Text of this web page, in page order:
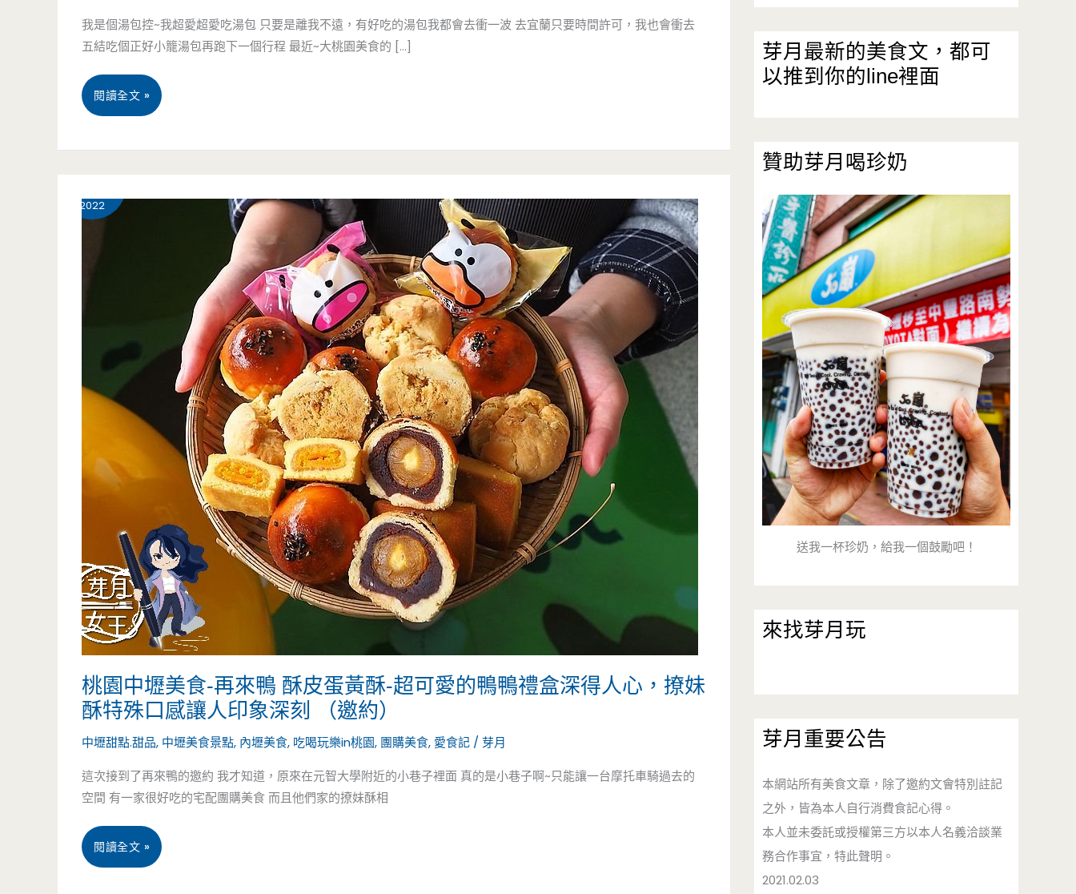
我是個湯包控~我超愛超愛吃湯包 只要是離我不遠，有好吃的湯包我都會去衝一波 去宜蘭只要時間許可，我也會衝去
五結吃個正好小籠湯包再跑下一個行程 最近~大桃園美食的 […]
桃
壢
工
包-
湯
包
湯
超
多，
涼
麵
人
閱讀全文 »
2022
桃園中壢美食-再來鴨 酥皮蛋黃酥-超可愛的鴨鴨禮盒深得人心，撩妹
酥特殊口感讓人印象深刻 （邀約）
中壢甜點.甜品, 中壢美食景點, 內壢美食, 吃喝玩樂in桃園, 團購美食, 愛食記 /芽月
這次接到了再來鴨的邀約 我才知道，原來在元智大學附近的小巷子裡面 真的是小巷子啊~只能讓一台摩托車騎過去的
空間 有一家很好吃的宅配團購美食 而且他們家的撩妹酥相
桃
閱讀全文 »
芽月最新的美食文，都可
以推到你的line裡面
贊助芽月喝珍奶
送我一杯珍奶，給我一個鼓勵吧！
來找芽月玩
芽月重要公告
本網站所有美食文章，除了邀約文會特別註記
之外，皆為本人自行消費食記心得。
本人並未委託或授權第三方以本人名義洽談業
務合作事宜，特此聲明。
2021.02.03